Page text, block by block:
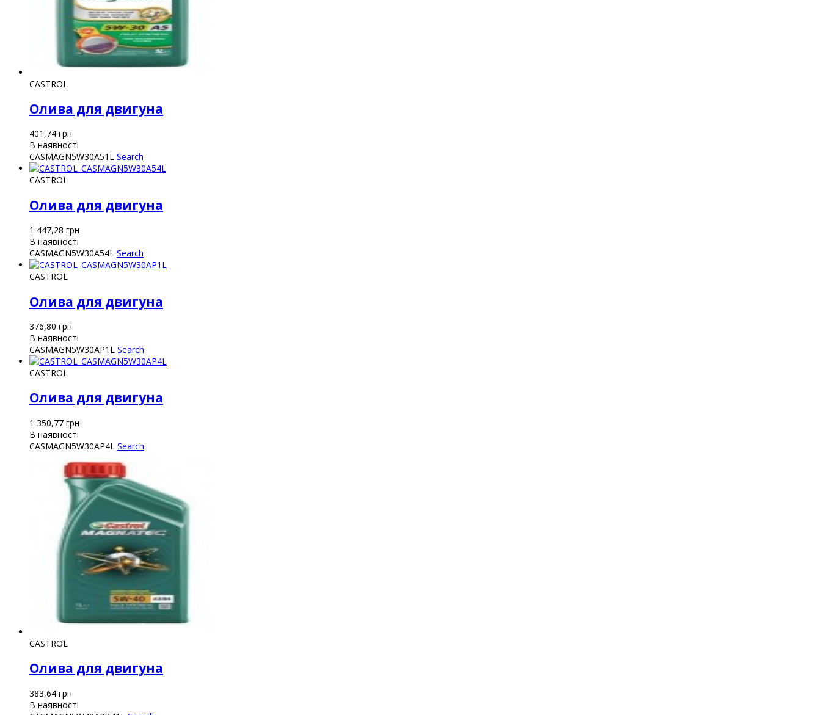
CASTROL
Олива для двигуна
401,74 грн
В наявності
CASMAGN5W30A51L Search
CASTROL
Олива для двигуна
1 447,28 грн
В наявності
CASMAGN5W30A54L Search
CASTROL
Олива для двигуна
376,80 грн
В наявності
CASMAGN5W30AP1L Search
CASTROL
Олива для двигуна
1 350,77 грн
В наявності
CASMAGN5W30AP4L Search
CASTROL
Олива для двигуна
383,64 грн
В наявності